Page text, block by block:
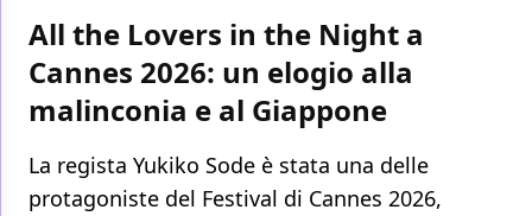
All the Lovers in the Night a
Cannes 2026: un elogio alla
malinconia e al Giappone
La regista Yukiko Sode è stata una delle
protagoniste del Festival di Cannes 2026,